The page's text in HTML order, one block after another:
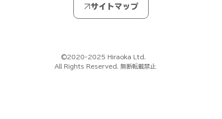
無人航空機操縦士試験の合格発表【ドロ
©2020-2025 Hiraoka Ltd.
All Rights Reserved. 無断転載禁止